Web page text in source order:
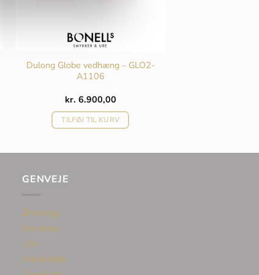
Dulong Globe vedhæng – GLO2-
A1106
kr. 6.900,00
TILFØJ TIL KURV
GENVEJE
Øreringe
Smykker
Ure
Halskæde